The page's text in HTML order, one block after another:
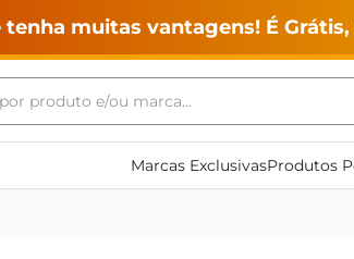
tenha muitas vantagens! É
produto e/ou marca...
Marcas ExclusivasProdutos